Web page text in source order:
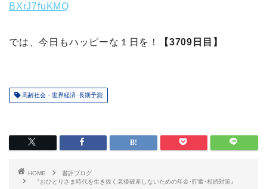
BXrJ7fuKMQ
では、今日もハッピーな１日を！ 【3709日目】
高齢社会・世界経済･長期予測
HOME
書評ブログ
『おひとりさま時代を生き抜く老後破産しないための年金･貯蓄･相続対策』